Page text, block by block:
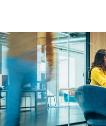
people-group-office.jpg